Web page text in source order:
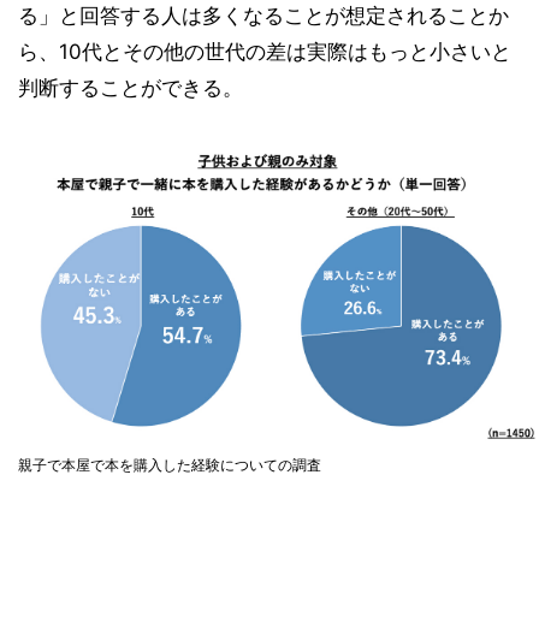
る」と回答する人は多くなることが想定されることか
ら、10代とその他の世代の差は実際はもっと小さいと
判断することができる。
親子で本屋で本を購入した経験についての調査